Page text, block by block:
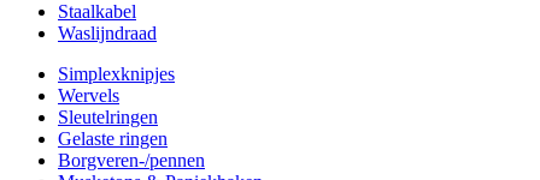
Staalkabel
Waslijndraad
Simplexknipjes
Wervels
Sleutelringen
Gelaste ringen
Borgveren-/pennen